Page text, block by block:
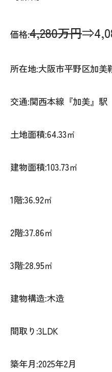
価格:4,280万円
所在地:大阪市平野区加美
交通:関西本線『加美』
土地面積:64.33㎡
建物面積:103.73㎡
1階:36.92㎡
2階:37.86㎡
3階:28.95㎡
建物構造:木造
間取り:3LDK
築年月:2025年2月